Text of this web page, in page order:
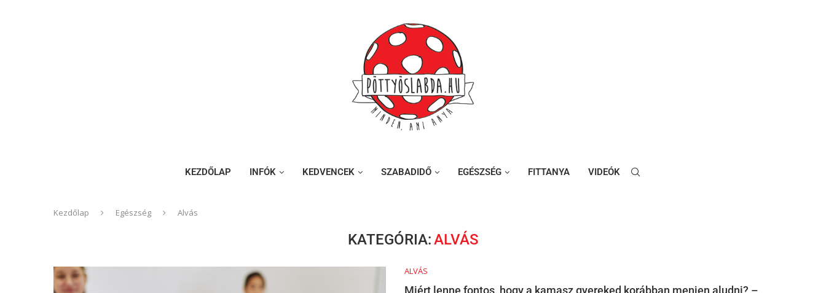
KEZDŐLAP INFÓK KEDVENCEK SZABADIDŐ EGÉSZSÉG FITTANYA VIDEÓK
Kezdőlap Egészség Alvás
KATEGÓRIA:ALVÁS
ALVÁS
Miért lenne fontos, hogy a kamasz gyereked korábban menjen aludni? –